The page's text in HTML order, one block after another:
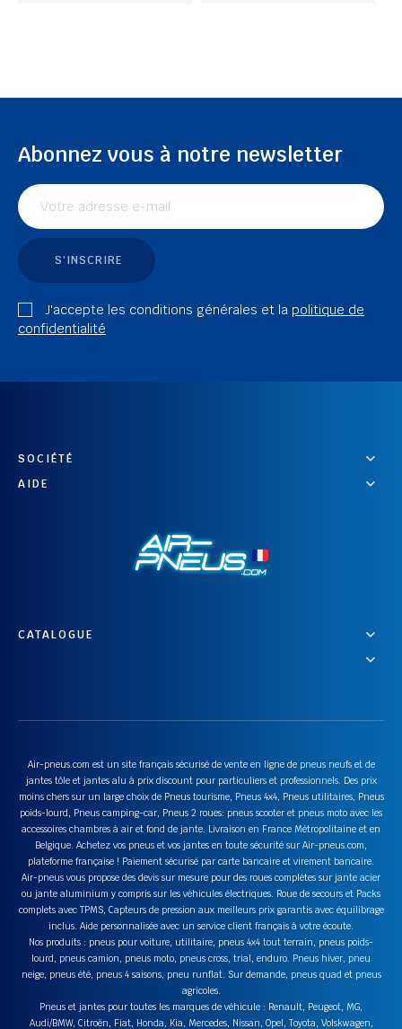
Abonnez vous à notre newsletter
S'INSCRIRE
J'accepte les conditions générales et la politique de
confidentialité
SOCIÉTÉ
AIDE
CATALOGUE
Air-pneus.com est un site français sécurisé de vente en ligne de pneus neufs et de
jantes tôle et jantes alu à prix discount pour particuliers et professionnels. Des prix
moins chers sur un large choix de Pneus tourisme, Pneus 4x4, Pneus utilitaires, Pneus
poids-lourd, Pneus camping-car, Pneus 2 roues: pneus scooter et pneus moto avec les
accessoires chambres à air et fond de jante. Livraison en France Métropolitaine et en
Belgique. Achetez vos pneus et vos jantes en toute sécurité sur Air-pneus.com,
plateforme française ! Paiement sécurisé par carte bancaire et virement bancaire.
Air-pneus vous propose des devis sur mesure pour des roues complètes sur jante acier
ou jante aluminium y compris sur les véhicules électriques. Roue de secours et Packs
complets avec TPMS, Capteurs de pression aux meilleurs prix garantis avec équilibrage
inclus. Aide personnalisée avec un service client français à votre écoute.
Nos produits : pneus pour voiture, utilitaire, pneus 4x4 tout terrain, pneus poids-
lourd, pneus camion, pneus moto, pneus cross, trial, enduro. Pneus hiver, pneu
neige, pneus été, pneus 4 saisons, pneu runflat. Sur demande, pneus quad et pneus
agricoles.
Pneus et jantes pour toutes les marques de véhicule : Renault, Peugeot, MG,
Audi/BMW, Citroën, Fiat, Honda, Kia, Mercedes, Nissan, Opel, Toyota, Volskwagen,